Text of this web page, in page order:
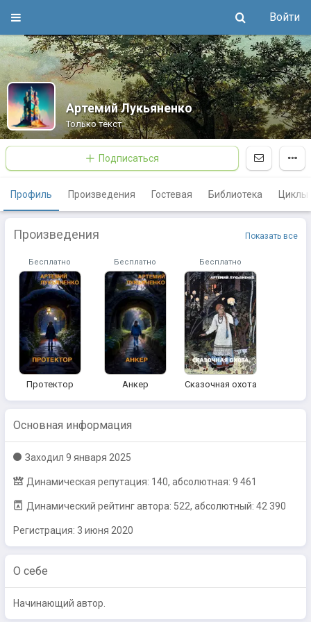
Войти
Артемий Лукьяненко
Только текст
Подписаться
Профиль Произведения Гостевая Библиотека Циклы
Произведения Показать все
Бесплатно
Протектор
Бесплатно
Анкер
Бесплатно
Сказочная охота
Основная информация
Заходил 9 января 2025
Динамическая репутация: 140, абсолютная: 9 461
Динамический рейтинг автора: 522, абсолютный: 42 390
Регистрация: 3 июня 2020
О себе
Начинающий автор.